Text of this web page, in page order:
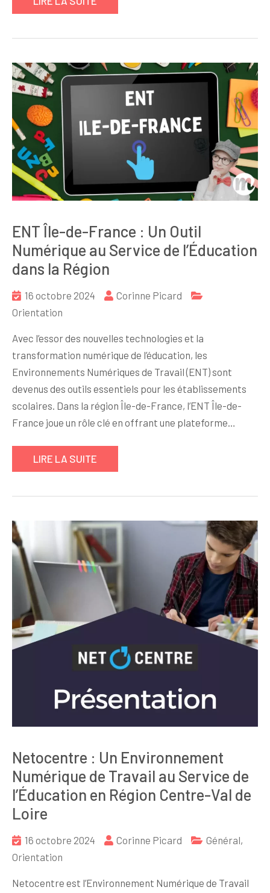
ENT Île-de-France : Un Outil
Numérique au Service de l’Éducation
dans la Région
16 octobre 2024
Corinne Picard
Orientation
Avec l’essor des nouvelles technologies et la
transformation numérique de l’éducation, les
Environnements Numériques de Travail (ENT) sont
devenus des outils essentiels pour les établissements
scolaires. Dans la région Île-de-France, l’ENT Île-de-
France joue un rôle clé en offrant une plateforme…
LIRE LA SUITE
Netocentre : Un Environnement
Numérique de Travail au Service de
l’Éducation en Région Centre-Val de
Loire
16 octobre 2024 Corinne Picard Général,
Orientation
Netocentre est l’Environnement Numérique de Travail